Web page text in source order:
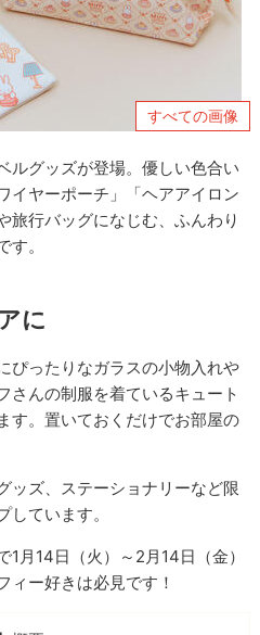
すべての画像
ルグッズが登場。優しい色合い
イヤーポーチ」「ヘアアイロン
旅行バッグになじむ、ふんわり
。
に
ぴったりなガラスの小物入れや
さんの制服を着ているキュート
す。置いておくだけでお部屋の
ッズ、ステーショナリーなど限
ています。
月14日（火）～2月14日（金）
ィー好きは必見です！